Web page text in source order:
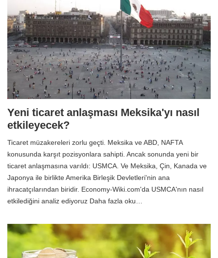
Yeni ticaret anlaşması Meksika'yı nasıl
etkileyecek?
Ticaret müzakereleri zorlu geçti. Meksika ve ABD, NAFTA
konusunda karşıt pozisyonlara sahipti. Ancak sonunda yeni bir
ticaret anlaşmasına varıldı: USMCA. Ve Meksika, Çin, Kanada ve
Japonya ile birlikte Amerika Birleşik Devletleri'nin ana
ihracatçılarından biridir. Economy-Wiki.com'da USMCA'nın nasıl
etkilediğini analiz ediyoruz Daha fazla oku…